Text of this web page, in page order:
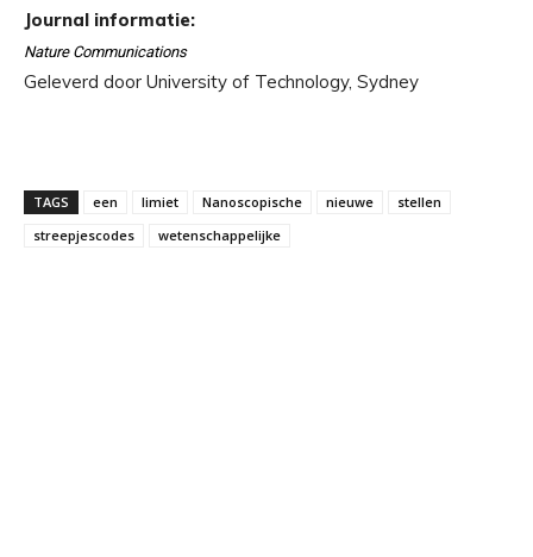
Journal informatie:
Nature Communications
Geleverd door University of Technology, Sydney
TAGS een limiet Nanoscopische nieuwe
stellen
streepjescodes
wetenschappelijke